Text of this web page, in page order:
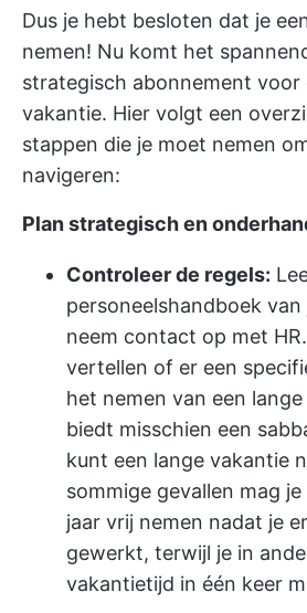
Dus je hebt besloten dat je
nemen! Nu komt het
strategisch abonnement voor
vakantie. Hier volgt een
stappen die je moet nemen
navigeren:
Plan strategisch en
Controleer de regels:
personeelshandboek
neem contact op met
vertellen of er een
het nemen van een
biedt misschien een
kunt een lange vakantie
sommige gevallen mag
jaar vrij nemen nadat je
gewerkt, terwijl je in
vakantietijd in één keer